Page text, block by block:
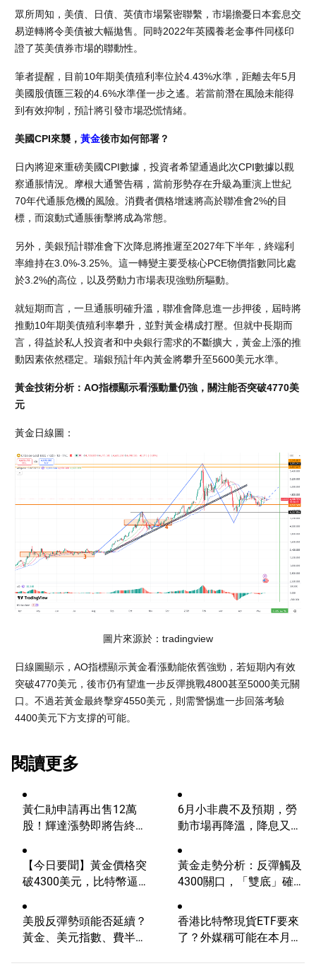
眾所周知，美債、日債、英債市場緊密聯繫，市場擔憂日本套息交
易逆轉將令美債被大幅拋售。同時2022年英國養老金事件同樣印
證了英美債券市場的聯動性。
筆者提醒，目前10年期美債殖利率位於4.43%水準，距離去年5月
美國股債匯三殺的4.6%水準僅一步之遙。若當前潛在風險未能得
到有效抑制，預計將引發市場恐慌情緒。
美國CPI來襲， 黃金後市如何部署？
日內將迎來重磅美國CPI數據，投資者希望通過此次CPI數據以觀
察通脹情況。摩根大通警告稱，當前形勢存在升級為重演上世紀
70年代通脹危機的風險。消費者價格增速將高於聯准會2%的目
標，而滾動式通脹衝擊將成為常態。
另外，美銀預計聯准會下次降息將推遲至2027年下半年，終端利
率維持在3.0%-3.25%。這一轉變主要受核心PCE物價指數同比處
於3.2%的高位，以及勞動力市場表現強勁所驅動。
就短期而言，一旦通脹明確升溫，聯准會降息進一步押後，屆時將
推動10年期美債殖利率攀升，並對黃金構成打壓。但就中長期而
言，得益於私人投資者和中央銀行需求的不斷擴大，黃金上漲的推
動因素依然穩定。瑞銀預計年內黃金將攀升至5600美元水準。
黃金技術分析：AO指標顯示看漲動量仍強，關注能否突破4770美
元
黃金日線圖：
圖片來源於：tradingview
日線圖顯示，AO指標顯示黃金看漲動能依舊強勁，若短期內有效
突破4770美元，後市仍有望進一步反彈挑戰4800甚至5000美元關
口。不過若黃金最終擊穿4550美元，則需警惕進一步回落考驗
4400美元下方支撐的可能。
閱讀更多
黃仁勛申請再出售12萬
股！輝達漲勢即將告終？
6月小非農不及預期，勞
動市場再降溫，降息又邁
【今日要聞】黃金價格突
破4300美元，比特幣逼近
黃金走勢分析：反彈觸及
4300關口，「雙底」確立
美股反彈勢頭能否延續？
黃金、美元指數、費半指
香港比特幣現貨ETF要來
了？外媒稱可能在本月推